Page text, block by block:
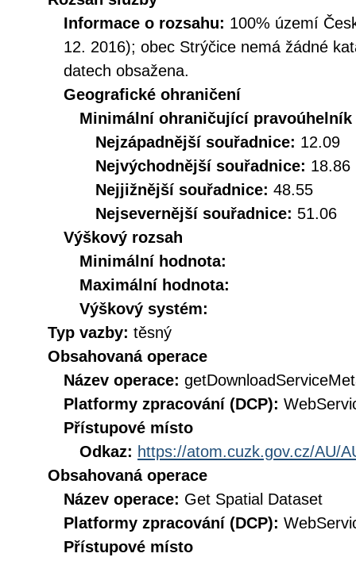
Informace o rozsahu: 100% území
12. 2016); obec Strýčice nemá žádné
datech obsažena.
Geografické ohraničení
Minimální ohraničující pravoúhelník
Nejzápadnější souřadnice: 12.09
Nejvýchodnější souřadnice: 18.86
Nejjižnější souřadnice: 48.55
Nejsevernější souřadnice: 51.06
Výškový rozsah
Minimální hodnota:
Maximální hodnota:
Výškový systém:
Typ vazby: těsný
Obsahovaná operace
Název operace:
Platformy zpracování (DCP):
Přístupové místo
Odkaz: https://atom.cuzk.gov.cz/AU/
Obsahovaná operace
Název operace: Get Spatial Dataset
Platformy zpracování (DCP):
Přístupové místo